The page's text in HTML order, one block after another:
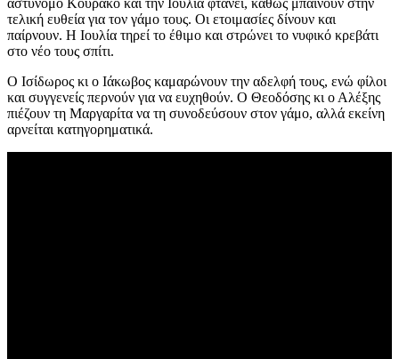
αστυνόμο Κουράκο και την Ιουλία φτάνει, καθώς μπαίνουν στην
τελική ευθεία για τον γάμο τους. Οι ετοιμασίες δίνουν και
παίρνουν. Η Ιουλία τηρεί το έθιμο και στρώνει το νυφικό κρεβάτι
στο νέο τους σπίτι.
Ο Ισίδωρος κι ο Ιάκωβος καμαρώνουν την αδελφή τους, ενώ φίλοι
και συγγενείς περνούν για να ευχηθούν. Ο Θεοδόσης κι ο Αλέξης
πιέζουν τη Μαργαρίτα να τη συνοδεύσουν στον γάμο, αλλά εκείνη
αρνείται κατηγορηματικά.